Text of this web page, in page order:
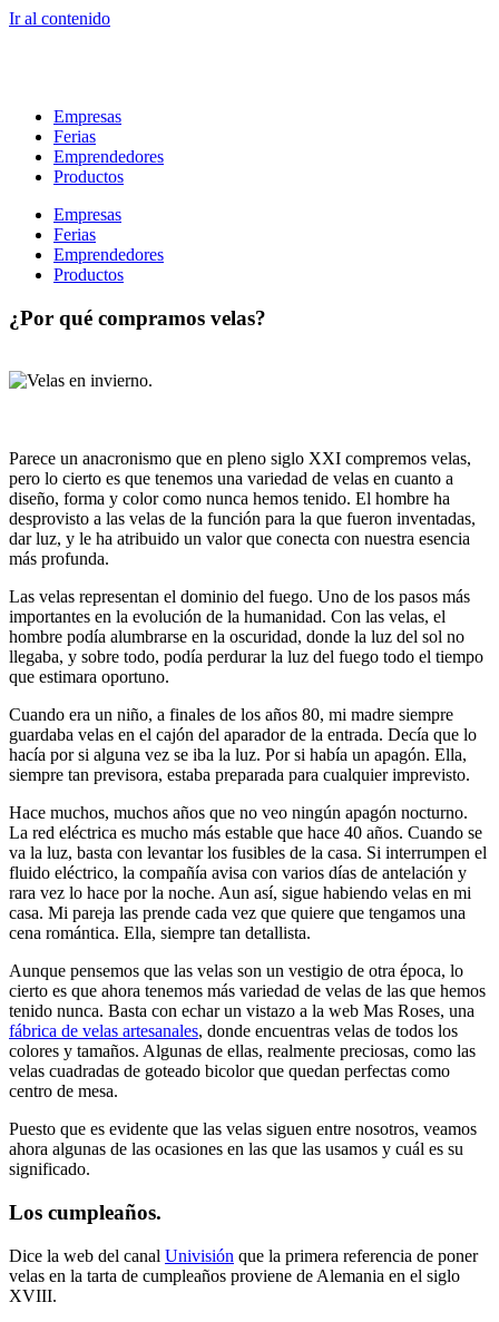
Ir al contenido
Empresas
Ferias
Emprendedores
Productos
Empresas
Ferias
Emprendedores
Productos
¿Por qué compramos velas?
Parece un anacronismo que en pleno siglo XXI compremos velas,
pero lo cierto es que tenemos una variedad de velas en cuanto a
diseño, forma y color como nunca hemos tenido. El hombre ha
desprovisto a las velas de la función para la que fueron inventadas,
dar luz, y le ha atribuido un valor que conecta con nuestra esencia
más profunda.
Las velas representan el dominio del fuego. Uno de los pasos más
importantes en la evolución de la humanidad. Con las velas, el
hombre podía alumbrarse en la oscuridad, donde la luz del sol no
llegaba, y sobre todo, podía perdurar la luz del fuego todo el tiempo
que estimara oportuno.
Cuando era un niño, a finales de los años 80, mi madre siempre
guardaba velas en el cajón del aparador de la entrada. Decía que lo
hacía por si alguna vez se iba la luz. Por si había un apagón. Ella,
siempre tan previsora, estaba preparada para cualquier imprevisto.
Hace muchos, muchos años que no veo ningún apagón nocturno.
La red eléctrica es mucho más estable que hace 40 años. Cuando se
va la luz, basta con levantar los fusibles de la casa. Si interrumpen el
fluido eléctrico, la compañía avisa con varios días de antelación y
rara vez lo hace por la noche. Aun así, sigue habiendo velas en mi
casa. Mi pareja las prende cada vez que quiere que tengamos una
cena romántica. Ella, siempre tan detallista.
Aunque pensemos que las velas son un vestigio de otra época, lo
cierto es que ahora tenemos más variedad de velas de las que hemos
tenido nunca. Basta con echar un vistazo a la web Mas Roses, una
fábrica de velas artesanales, donde encuentras velas de todos los
colores y tamaños. Algunas de ellas, realmente preciosas, como las
velas cuadradas de goteado bicolor que quedan perfectas como
centro de mesa.
Puesto que es evidente que las velas siguen entre nosotros, veamos
ahora algunas de las ocasiones en las que las usamos y cuál es su
significado.
Los cumpleaños.
Dice la web del canal Univisión que la primera referencia de poner
velas en la tarta de cumpleaños proviene de Alemania en el siglo
XVIII.